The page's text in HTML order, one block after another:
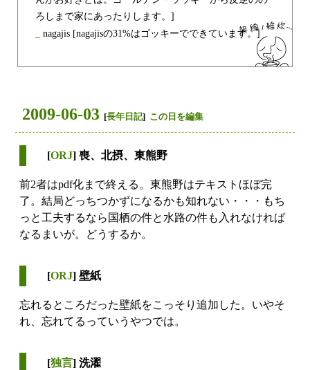
ろしまで家にあったりします。]
nagajis [nagajisの31%はゴッキーでできています。]
2009-06-03 [長年日記] この日を編集
[ORJ] 喪、北摂、東熊野
前2者はpdf化まで終える。東熊野はテキストほぼ完
了。結局どっちつかずになるかも知れない・・・もち
っと工夫するなら国栖の件と水路の件も入れなければ
なるまいが。どうするか。
[ORJ] 壁紙
忘れるところだった壁紙をこっそり追加した。いやそ
れ、忘れてるっていうやつでは。
[独言] 洗濯